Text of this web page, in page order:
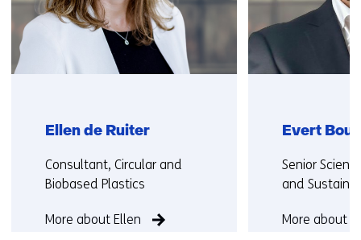
Ellen de Ruiter
Functie:
Consultant, Circular and
Biobased Plastics
More about Ellen
Evert
Functie:
Senior
and
More about